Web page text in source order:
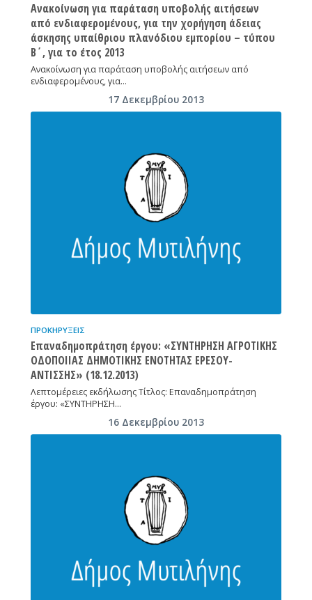
Ανακοίνωση για παράταση υποβολής αιτήσεων
από ενδιαφερομένους, για την χορήγηση άδειας
άσκησης υπαίθριου πλανόδιου εμπορίου – τύπου
Β΄, για το έτος 2013
Ανακοίνωση για παράταση υποβολής αιτήσεων από
ενδιαφερομένους, για…
17 Δεκεμβρίου 2013
ΠΡΟΚΗΡΎΞΕΙΣ
Επαναδημοπράτηση έργου: «ΣΥΝΤΗΡΗΣΗ ΑΓΡΟΤΙΚΗΣ
ΟΔΟΠΟΙΙΑΣ ΔΗΜΟΤΙΚΗΣ ΕΝΟΤΗΤΑΣ ΕΡΕΣΟΥ-
ΑΝΤΙΣΣΗΣ» (18.12.2013)
Λεπτομέρειες εκδήλωσης Τίτλος: Επαναδημοπράτηση
έργου: «ΣΥΝΤΗΡΗΣΗ…
16 Δεκεμβρίου 2013